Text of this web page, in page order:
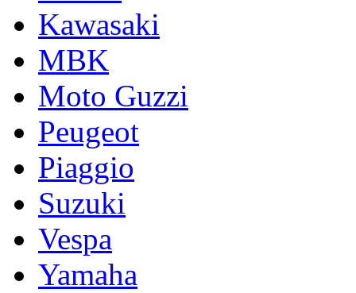
Kawasaki
MBK
Moto Guzzi
Peugeot
Piaggio
Suzuki
Vespa
Yamaha